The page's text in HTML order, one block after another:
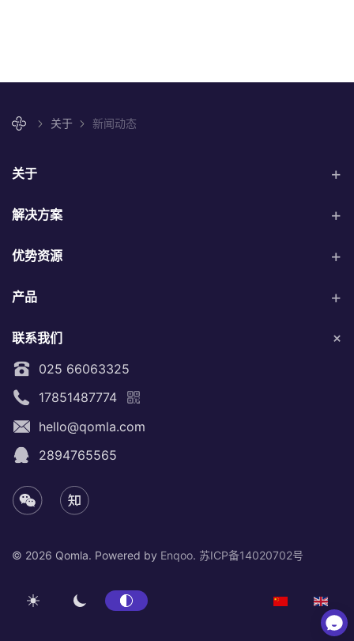
关于 新闻动态
关于
解决方案
优势资源
产品
联系我们
025 66063325
17851487774
hello@qomla.com
2894765565
© 2026 Qomla. Powered by Enqoo. 苏ICP备14020702号